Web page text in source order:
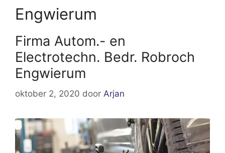
Engwierum
Firma Autom.- en
Electrotechn. Bedr. Robroch
Engwierum
oktober 2, 2020 door Arjan